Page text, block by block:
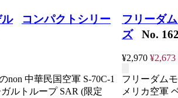
コンパクトシリー
non 中華民国空軍 S-70C-1
ルトループ SAR (限定
フリーダ
ズNo.
¥2,970 ¥2,673
フリーダム
メリカ空軍